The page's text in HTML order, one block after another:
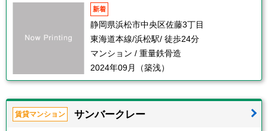
新着
静岡県浜松市中央区佐藤3丁目
東海道本線/浜松駅/ 徒歩24分
マンション / 重量鉄骨造
2024年09月（築浅）
賃貸マンション サンバークレー